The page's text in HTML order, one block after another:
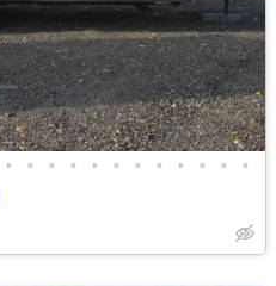
• • • • • • • • • • • •